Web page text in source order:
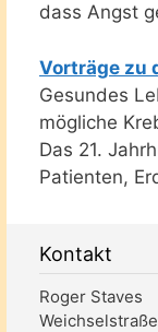
dass Angst
Vorträge zu
Gesundes
mögliche
Das 21.
Patienten,
Kontakt
Roger Staves